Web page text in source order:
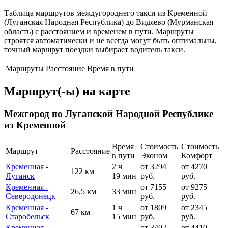
Таблица маршрутов междугороднего такси из Кременной
(Луганская Народная Республика) до Видяево (Мурманская
область) с расстоянием и временем в пути. Маршруты
строятся автоматически и не всегда могут быть оптимальны,
точный маршрут поездки выбирает водитель такси.
Маршруты Расстояние Время в пути
Маршрут(-ы) на карте
Межгород по Луганской Народной Республике
из Кременной
Маршрут Расстояние
Время
в пути
Стоимость
Эконом
Стоимость
Комфорт
Кременная -
Луганск
122 км
2 ч
19 мин
от 3294
руб.
от 4270
руб.
Кременная -
Северодонецк
26,5 км 33 мин
от 7155
руб.
от 9275
руб.
Кременная -
Старобельск
67 км
1 ч
15 мин
от 1809
руб.
от 2345
руб.